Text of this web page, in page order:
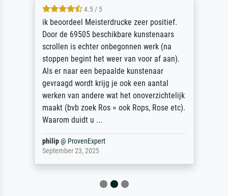
4.5 / 5
ik beoordeel Meisterdrucke zeer positief.
Door de 69505 beschikbare kunstenaars
scrollen is echter onbegonnen werk (na
stoppen begint het weer van voor af aan).
Als er naar een bepaalde kunstenaar
gevraagd wordt krijg je ook een aantal
werken van andere wat het onoverzichtelijk
maakt (bvb zoek Ros = ook Rops, Rose etc).
Waarom duidt u ...
philip@ ProvenExpert
September 23, 2025